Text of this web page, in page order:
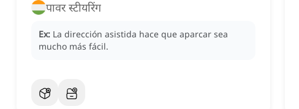
पावर स्टीयरिंग
Ex: La dirección asistida hace que aparcar sea
mucho más fácil.